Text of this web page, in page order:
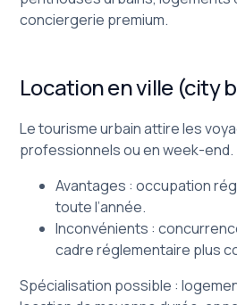
conciergerie premium.
Location en ville (city
Le tourisme urbain attire les
professionnels ou en week-end.
Avantages : occupation
toute l’année.
Inconvénients :
cadre réglementaire plus
Spécialisation possible :